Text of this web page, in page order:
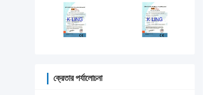
ক্রেতার পর্যালোচনা